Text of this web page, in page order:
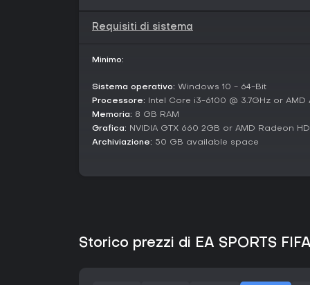
Requisiti di sistema
Minimo:
Sistema operativo: Windows 10 - 64-Bit
Processore: Intel Core i3-6100 @ 3.7GHz or AMD
Memoria: 8 GB RAM
Grafica: NVIDIA GTX 660 2GB or AMD Radeon
Archiviazione: 50 GB available space
Storico prezzi di EA SPORTS